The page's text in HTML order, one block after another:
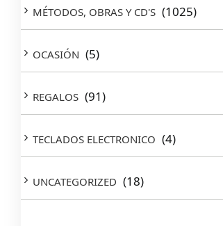
MÉTODOS, OBRAS Y CD'S (1025)
OCASIÓN (5)
REGALOS (91)
TECLADOS ELECTRONICO (4)
UNCATEGORIZED (18)